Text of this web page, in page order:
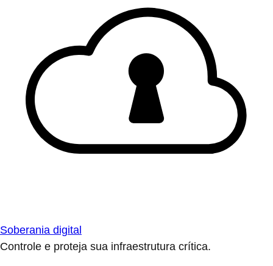
Soberania digital
Controle e proteja sua infraestrutura crítica.